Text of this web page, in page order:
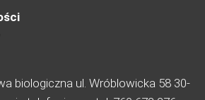
biologiczna ul. Wróblowicka 58 30-